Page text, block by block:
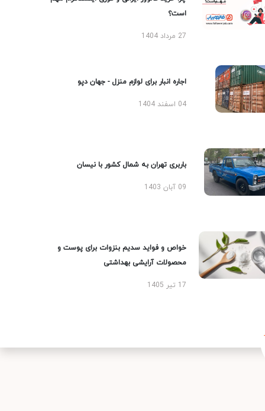
است؟
27 مرداد 1404
اجاره انبار برای لوازم منزل - جهان دپو
04 اسفند 1404
باربری تهران به شمال کشور با نیسان
09 آبان 1403
خواص و فواید سدیم بنزوات برای پوست و
محصولات آرایشی بهداشتی
17 تیر 1405